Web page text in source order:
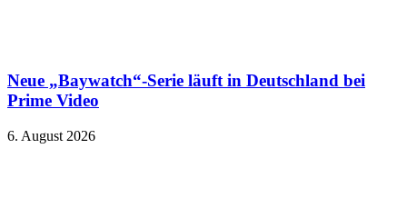
Neue „Baywatch“-Serie läuft in Deutschland bei
Prime Video
6. August 2026